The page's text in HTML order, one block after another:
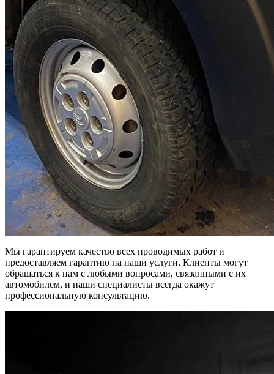
Мы гарантируем качество всех проводимых работ и
предоставляем гарантию на наши услуги. Клиенты могут
обращаться к нам с любыми вопросами, связанными с их
автомобилем, и наши специалисты всегда окажут
профессиональную консультацию.